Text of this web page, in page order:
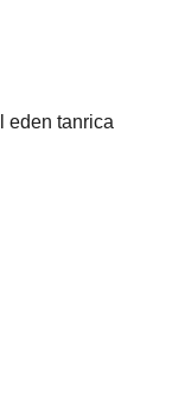
eden tanrica